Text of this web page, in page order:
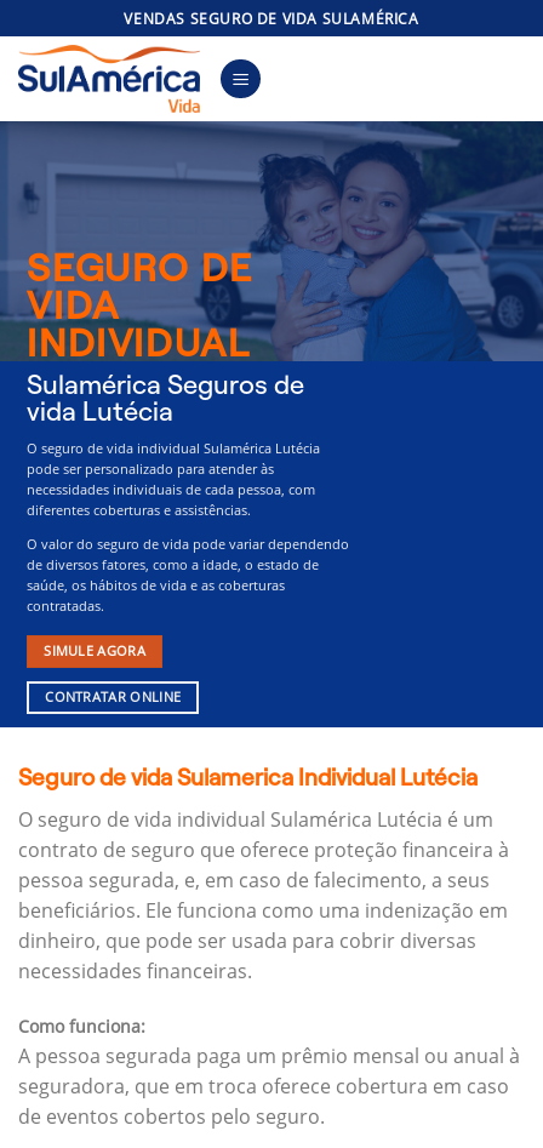
to
content
VENDAS SEGURO DE VIDA SULAMÉRICA
SEGURO DE
VIDA
INDIVIDUAL
Sulamérica Seguros de
vida Lutécia
O seguro de vida individual Sulamérica Lutécia
pode ser personalizado para atender às
necessidades individuais de cada pessoa, com
diferentes coberturas e assistências.
O valor do seguro de vida pode variar dependendo
de diversos fatores, como a idade, o estado de
saúde, os hábitos de vida e as coberturas
contratadas.
SIMULE AGORA
CONTRATAR ONLINE
Seguro de vida Sulamerica Individual Lutécia
O seguro de vida individual Sulamérica Lutécia é um
contrato de seguro que oferece proteção financeira à
pessoa segurada, e, em caso de falecimento, a seus
beneficiários. Ele funciona como uma indenização em
dinheiro, que pode ser usada para cobrir diversas
necessidades financeiras.
Como funciona:
A pessoa segurada paga um prêmio mensal ou anual à
seguradora, que em troca oferece cobertura em caso
de eventos cobertos pelo seguro.